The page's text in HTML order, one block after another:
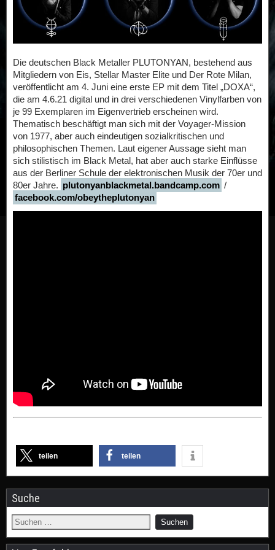
Die deutschen Black Metaller PLUTONYAN, bestehend aus
Mitgliedern von Eis, Stellar Master Elite und Der Rote Milan,
veröffentlicht am 4. Juni eine erste EP mit dem Titel „DOXA“,
die am 4.6.21 digital und in drei verschiedenen Vinylfarben von
je 99 Exemplaren im Eigenvertrieb erscheinen wird.
Thematisch beschäftigt man sich mit der Voyager-Mission
von 1977, aber auch eindeutigen sozialkritischen und
philosophischen Themen. Laut eigener Aussage sieht man
sich stilistisch im Black Metal, hat aber auch starke Einflüsse
aus der Berliner Schule der elektronischen Musik der 70er und
80er Jahre. plutonyanblackmetal.bandcamp.com /
facebook.com/obeytheplutonyan
teilen teilen
Suche